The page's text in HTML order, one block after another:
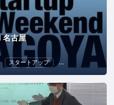
古屋
スタートアップ マーケティング